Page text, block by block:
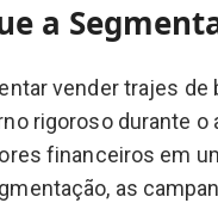
a
vender trajes de
rigoroso durante o
financeiros em
as